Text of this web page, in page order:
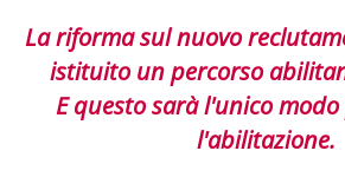
La riforma sul nuovo
istituito un percorso
E questo sarà l'unico
l'abilitazione.